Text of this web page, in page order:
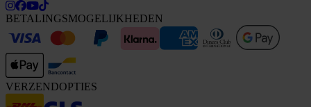
BETALINGSMOGELIJKHEDEN
VERZENDOPTIES